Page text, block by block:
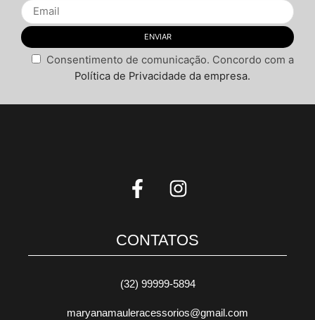
Consentimento de comunicação. Concordo com a
Política de Privacidade da empresa.
CONTATOS
(32) 99999-5894
maryanamauleracessorios@gmail.com